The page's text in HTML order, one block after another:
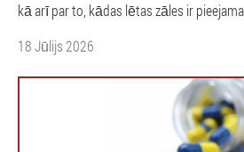
kā arī par to, kādas lētas zāles ir
18 Jūlijs 2026